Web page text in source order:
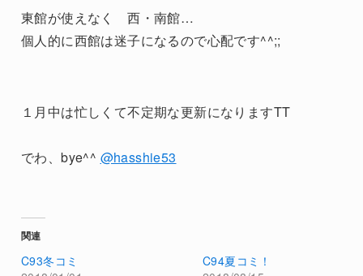
東館が使えなく 西・南館…
個人的に西館は迷子になるので心配です^^;;
１月中は忙しくて不定期な更新になりますTT
でわ、bye^^ @hasshie53
関連
C93冬コミ
C94夏コミ！